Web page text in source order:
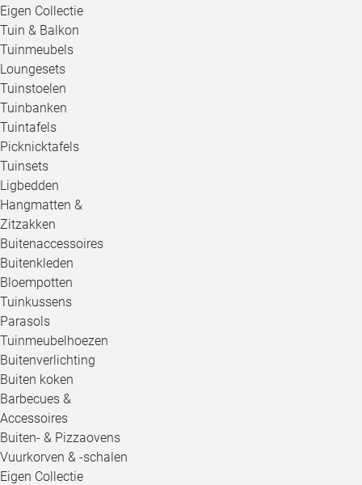
Eigen Collectie
Tuin & Balkon
Tuinmeubels
Loungesets
Tuinstoelen
Tuinbanken
Tuintafels
Picknicktafels
Tuinsets
Ligbedden
Hangmatten &
Zitzakken
Buitenaccessoires
Buitenkleden
Bloempotten
Tuinkussens
Parasols
Tuinmeubelhoezen
Buitenverlichting
Buiten koken
Barbecues &
Accessoires
Buiten- & Pizzaovens
Vuurkorven & -schalen
Eigen Collectie